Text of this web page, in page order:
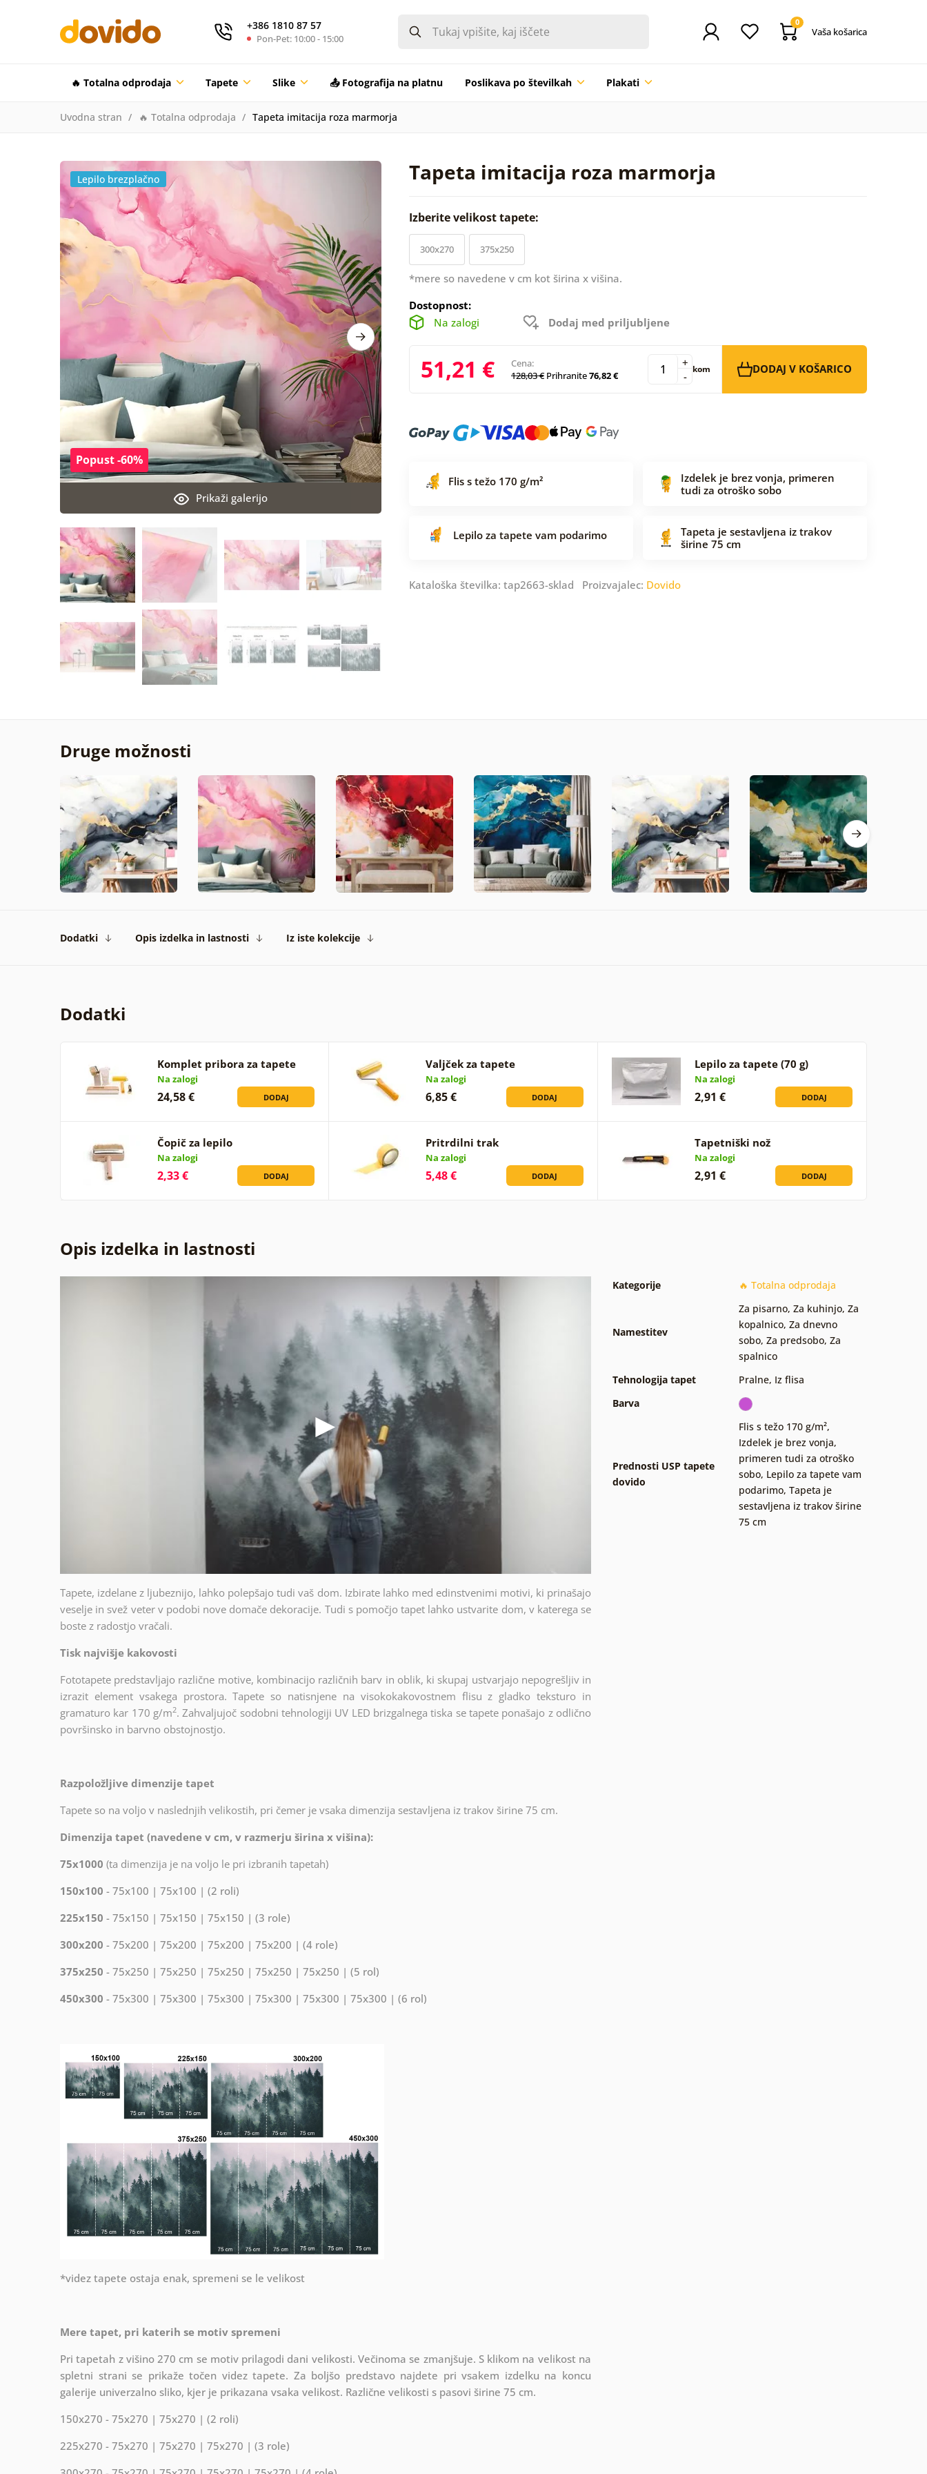
+386 1810 87 57
Pon-Pet: 10:00 - 15:00
0
Vaša košarica
🔥 Totalna odprodaja Tapete Slike 📤 Fotografija na platnu Poslikava po številkah Plakati
Uvodna stran 🔥 Totalna odprodaja Tapeta imitacija roza marmorja
Tapeta imitacija roza marmorja
Prikaži galerijo
Popust -60%
Lepilo brezplačno
Izberite velikost tapete:
300x270 375x250
*mere so navedene v cm kot širina x višina.
Dostopnost:
Na zalogi
Dodaj med priljubljene
51,21 €
Cena:
128,03 € Prihranite76,82 € -
+ kom DODAJ V KOŠARICO
Flis s težo 170 g/m²
Izdelek je brez vonja, primeren
tudi za otroško sobo
Lepilo za tapete vam podarimo
Tapeta je sestavljena iz trakov
širine 75 cm
Kataloška številka: tap2663-sklad Proizvajalec: Dovido
Druge možnosti
Dodatki Opis izdelka in lastnosti Iz iste kolekcije
Dodatki
Komplet pribora za tapete
Na zalogi
24,58 € DODAJ
Valjček za tapete
Na zalogi
6,85 € DODAJ
Lepilo za tapete (70 g)
Na zalogi
2,91 € DODAJ
Čopič za lepilo
Na zalogi
2,33 € DODAJ
Pritrdilni trak
Na zalogi
5,48 € DODAJ
Tapetniški nož
Na zalogi
2,91 € DODAJ
Opis izdelka in lastnosti
Tapete, izdelane z ljubeznijo, lahko polepšajo tudi vaš dom. Izbirate lahko med edinstvenimi motivi, ki prinašajo
veselje in svež veter v podobi nove domače dekoracije. Tudi s pomočjo tapet lahko ustvarite dom, v katerega se
boste z radostjo vračali.
Tisk najvišje kakovosti
Fototapete predstavljajo različne motive, kombinacijo različnih barv in oblik, ki skupaj ustvarjajo nepogrešljiv in
izrazit element vsakega prostora. Tapete so natisnjene na visokokakovostnem flisu z gladko teksturo in
gramaturo kar 170 g/m2. Zahvaljujoč sodobni tehnologiji UV LED brizgalnega tiska se tapete ponašajo z odlično
površinsko in barvno obstojnostjo.
Razpoložljive dimenzije tapet
Tapete so na voljo v naslednjih velikostih, pri čemer je vsaka dimenzija sestavljena iz trakov širine 75 cm.
Dimenzija tapet (navedene v cm, v razmerju širina x višina):
75x1000 (ta dimenzija je na voljo le pri izbranih tapetah)
150x100 - 75x100 | 75x100 | (2 roli)
225x150 - 75x150 | 75x150 | 75x150 | (3 role)
300x200 - 75x200 | 75x200 | 75x200 | 75x200 | (4 role)
375x250 - 75x250 | 75x250 | 75x250 | 75x250 | 75x250 | (5 rol)
450x300 - 75x300 | 75x300 | 75x300 | 75x300 | 75x300 | 75x300 | (6 rol)
*videz tapete ostaja enak, spremeni se le velikost
Mere tapet, pri katerih se motiv spremeni
Pri tapetah z višino 270 cm se motiv prilagodi dani velikosti. Večinoma se zmanjšuje. S klikom na velikost na
spletni strani se prikaže točen videz tapete. Za boljšo predstavo najdete pri vsakem izdelku na koncu
galerije univerzalno sliko, kjer je prikazana vsaka velikost. Različne velikosti s pasovi širine 75 cm.
150x270 - 75x270 | 75x270 | (2 roli)
225x270 - 75x270 | 75x270 | 75x270 | (3 role)
Kategorije 🔥 Totalna odprodaja
Namestitev
Za pisarno, Za kuhinjo, Za
kopalnico, Za dnevno
sobo, Za predsobo, Za
spalnico
Tehnologija tapet
Pralne, Iz flisa
Barva
Prednosti USP tapete
dovido
Flis s težo 170 g/m²,
Izdelek je brez vonja,
primeren tudi za otroško
sobo, Lepilo za tapete vam
podarimo, Tapeta je
sestavljena iz trakov širine
75 cm